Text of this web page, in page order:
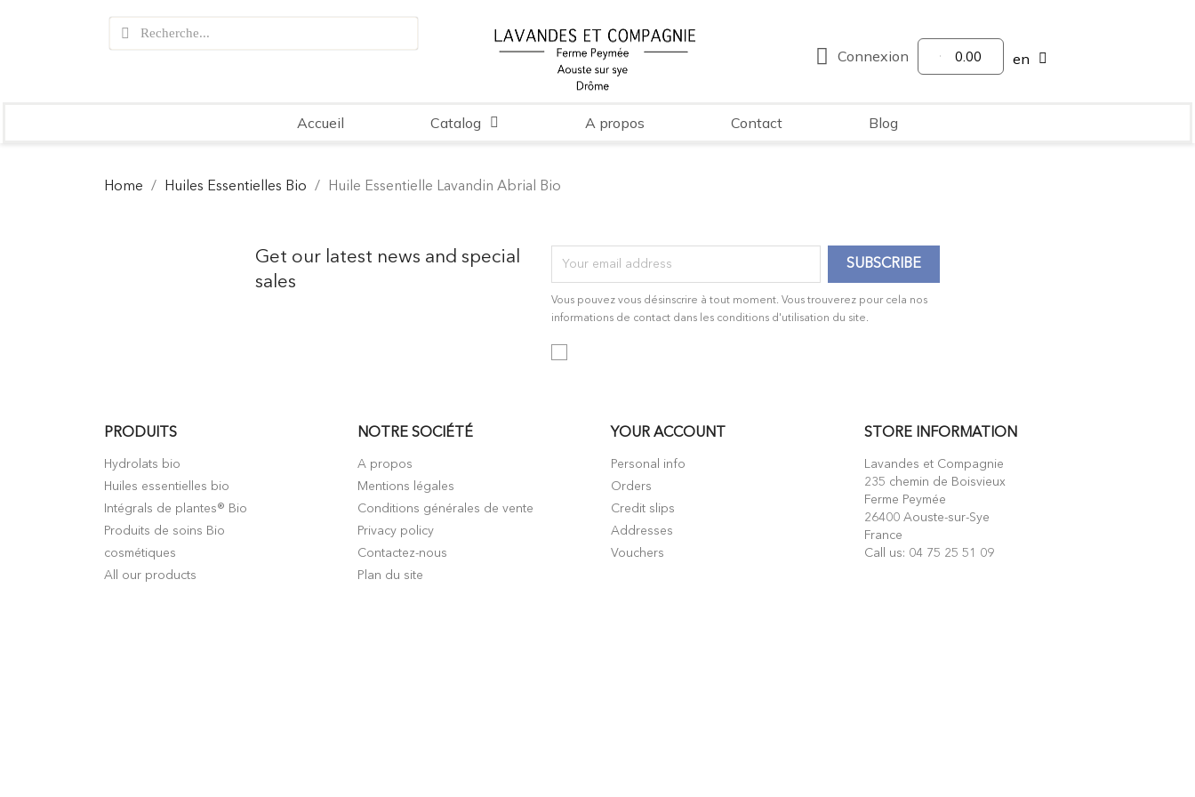
Connexion 0.00 en
Accueil Catalog A propos Contact Blog
Home Huiles Essentielles Bio Huile Essentielle Lavandin Abrial Bio
Get our latest news and special
sales
Vous pouvez vous désinscrire à tout moment. Vous trouverez pour cela nos
informations de contact dans les conditions d'utilisation du site.
PRODUITS
Hydrolats bio
Huiles essentielles bio
Intégrals de plantes® Bio
Produits de soins Bio
cosmétiques
All our products
NOTRE SOCIÉTÉ
A propos
Mentions légales
Conditions générales de vente
Privacy policy
Contactez-nous
Plan du site
YOUR ACCOUNT
Personal info
Orders
Credit slips
Addresses
Vouchers
STORE INFORMATION
Lavandes et Compagnie
235 chemin de Boisvieux
Ferme Peymée
26400 Aouste-sur-Sye
France
Call us: 04 75 25 51 09